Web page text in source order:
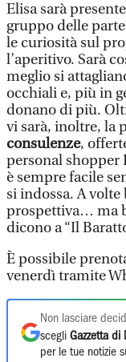
Elisa sarà presente
gruppo delle
le curiosità sul
l’aperitivo. Sarà
meglio si
occhiali e, più in
donano di più.
vi sarà, inoltre, la
consulenze,
personal shopper
è sempre facile
si indossa. A
prospettiva… ma
dicono a “Il
È possibile
venerdì tramite
Non lasciare
scegli Gazzetta di
per le tue notizie